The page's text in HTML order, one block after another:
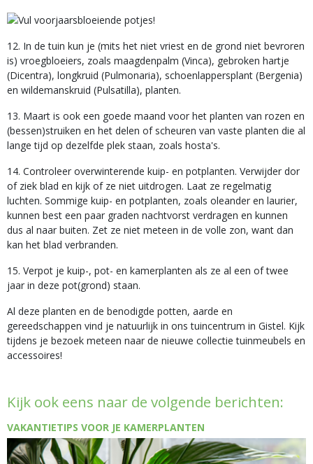
12. In de tuin kun je (mits het niet vriest en de grond niet bevroren
is) vroegbloeiers, zoals maagdenpalm (Vinca), gebroken hartje
(Dicentra), longkruid (Pulmonaria), schoenlappersplant (Bergenia)
en wildemanskruid (Pulsatilla), planten.
13. Maart is ook een goede maand voor het planten van rozen en
(bessen)struiken en het delen of scheuren van vaste planten die al
lange tijd op dezelfde plek staan, zoals hosta's.
14. Controleer overwinterende kuip- en potplanten. Verwijder dor
of ziek blad en kijk of ze niet uitdrogen. Laat ze regelmatig
luchten. Sommige kuip- en potplanten, zoals oleander en laurier,
kunnen best een paar graden nachtvorst verdragen en kunnen
dus al naar buiten. Zet ze niet meteen in de volle zon, want dan
kan het blad verbranden.
15. Verpot je kuip-, pot- en kamerplanten als ze al een of twee
jaar in deze pot(grond) staan.
Al deze planten en de benodigde potten, aarde en
gereedschappen vind je natuurlijk in ons tuincentrum in Gistel. Kijk
tijdens je bezoek meteen naar de nieuwe collectie tuinmeubels en
accessoires!
Kijk ook eens naar de volgende berichten:
VAKANTIETIPS VOOR JE KAMERPLANTEN